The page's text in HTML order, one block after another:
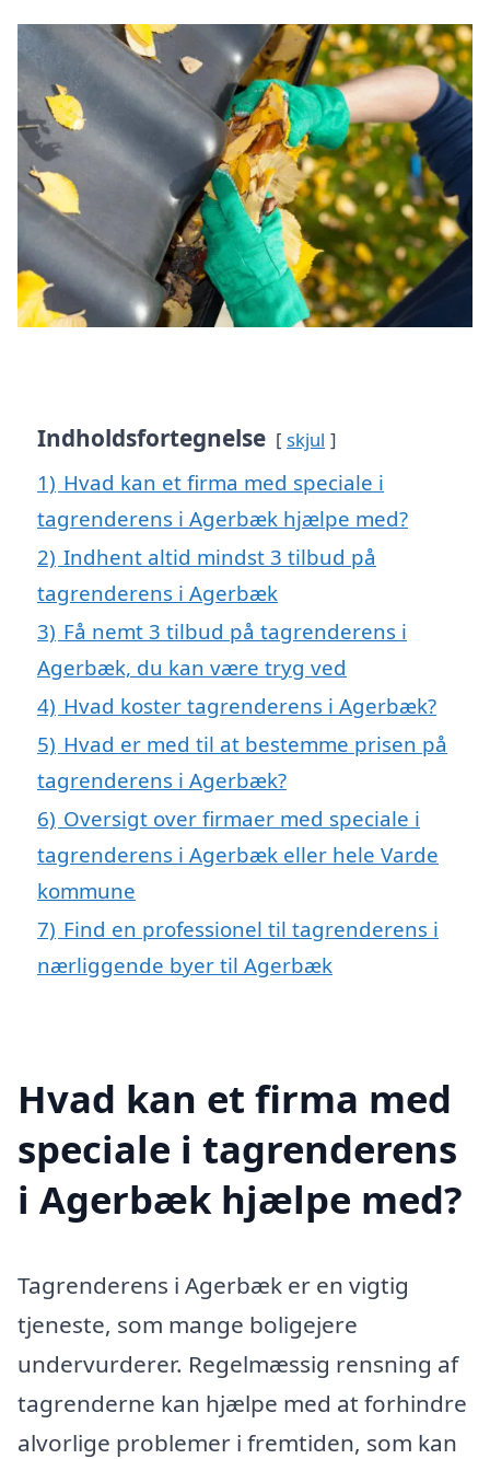
Indholdsfortegnelse skjul
1) Hvad kan et firma med speciale i
tagrenderens i Agerbæk hjælpe med?
2) Indhent altid mindst 3 tilbud på
tagrenderens i Agerbæk
3) Få nemt 3 tilbud på tagrenderens i
Agerbæk, du kan være tryg ved
4) Hvad koster tagrenderens i Agerbæk?
5) Hvad er med til at bestemme prisen på
tagrenderens i Agerbæk?
6) Oversigt over firmaer med speciale i
tagrenderens i Agerbæk eller hele Varde
kommune
7) Find en professionel til tagrenderens i
nærliggende byer til Agerbæk
Hvad kan et firma med
speciale i tagrenderens
i Agerbæk hjælpe med?
Tagrenderens i Agerbæk er en vigtig
tjeneste, som mange boligejere
undervurderer. Regelmæssig rensning af
tagrenderne kan hjælpe med at forhindre
alvorlige problemer i fremtiden, som kan